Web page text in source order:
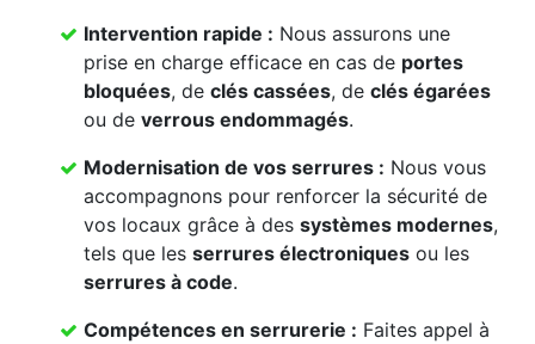
Intervention rapide : Nous assurons une
prise en charge efficace en cas de portes
bloquées, de clés cassées, de clés égarées
ou de verrous endommagés.
Modernisation de vos serrures : Nous vous
accompagnons pour renforcer la sécurité de
vos locaux grâce à des systèmes modernes,
tels que les serrures électroniques ou les
serrures à code.
Compétences en serrurerie : Faites appel à